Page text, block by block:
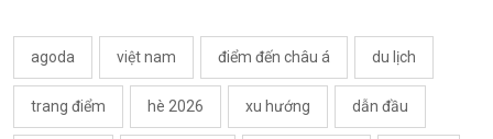
agoda việt nam điểm đến châu á du lịch
trang điểm hè 2026 xu hướng dẫn đầu